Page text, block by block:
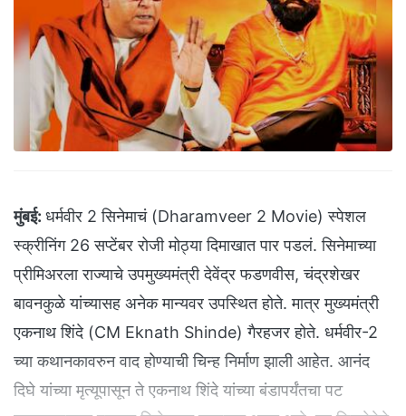
मुंबई: धर्मवीर 2 सिनेमाचं (Dharamveer 2 Movie) स्पेशल
स्क्रीनिंग 26 सप्टेंबर रोजी मोठ्या दिमाखात पार पडलं. सिनेमाच्या
प्रीमिअरला राज्याचे उपमुख्यमंत्री देवेंद्र फडणवीस, चंद्रशेखर
बावनकुळे यांच्यासह अनेक मान्यवर उपस्थित होते. मात्र मुख्यमंत्री
एकनाथ शिंदे (CM Eknath Shinde) गैरहजर होते. धर्मवीर-2
च्या कथानकावरुन वाद होण्याची चिन्ह निर्माण झाली आहेत. आनंद
दिघे यांच्या मृत्यूपासून ते एकनाथ शिंदे यांच्या बंडापर्यंतचा पट